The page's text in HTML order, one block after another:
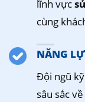
lĩnh vực
cùng
NĂNG
Đội ngũ
sâu sắc